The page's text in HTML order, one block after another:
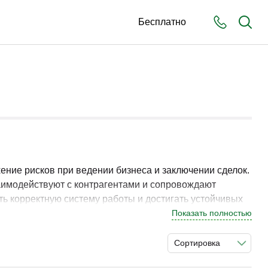
Бесплатно
рисков при ведении бизнеса и заключении сделок.
с контрагентами и сопровождают
корректную систему работы и достигать устойчивых
позволяет выстроить системный подход к
Показать полностью
Сортировка